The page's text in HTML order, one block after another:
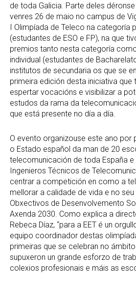
de toda Galicia. Parte deles
venres 26 de maio no campus de
I Olimpíada de Teleco na categoría
(estudantes de ESO e FP), na que
premios tanto nesta categoría
individual (estudantes de
institutos de secundaria os que se
primeira edición desta iniciativa
espertar vocacións e visibilizar a
estudos da rama da
que está presente no día a día.
O evento organizouse este ano por
o Estado español da man de 20
telecomunicación de toda España
Ingenieros Técnicos de
centrar a competición en como a
mellorar a calidade de vida e no
Obxectivos de Desenvolvemento
Axenda 2030. Como explica a
Rebeca Díaz, “para a EET é un
equipo coordinador destas
primeiras que se celebran no
supuxeron un grande esforzo de
colexios profesionais e máis as